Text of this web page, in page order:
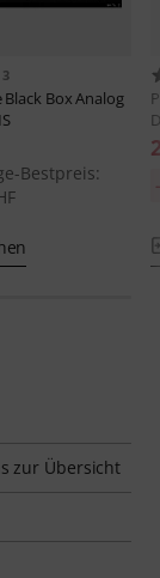
3
Black Box Analog
Bestpreis:
zur Übersicht